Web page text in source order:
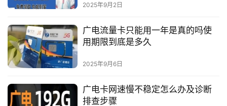
2025年9月2日
广电流量卡只能用一年是真的吗使
用期限到底是多久
2025年9月6日
广电卡网速慢不稳定怎么办及诊断
排查步骤